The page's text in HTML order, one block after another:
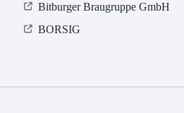
Bitburger Braugruppe GmbH
BORSIG